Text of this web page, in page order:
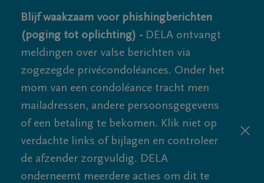
Blijf waakzaam voor phishingberichten
(poging tot oplichting) - DELA ontvangt
meldingen over valse berichten via
zogezegde privécondoléances. Onder het
mom van een condoléance tracht men
mailadressen, andere persoonsgegevens
of een betaling te bekomen. Klik niet op
verdachte links of bijlagen en controleer
de afzender zorgvuldig. DELA
onderneemt meerdere acties om dit te